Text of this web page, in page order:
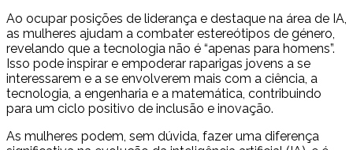
Ao ocupar posições de liderança e destaque na área de IA,
as mulheres ajudam a combater estereótipos de género,
revelando que a tecnologia não é “apenas para homens”.
Isso pode inspirar e empoderar raparigas jovens a se
interessarem e a se envolverem mais com a ciência, a
tecnologia, a engenharia e a matemática, contribuindo
para um ciclo positivo de inclusão e inovação.
As mulheres podem, sem dúvida, fazer uma diferença